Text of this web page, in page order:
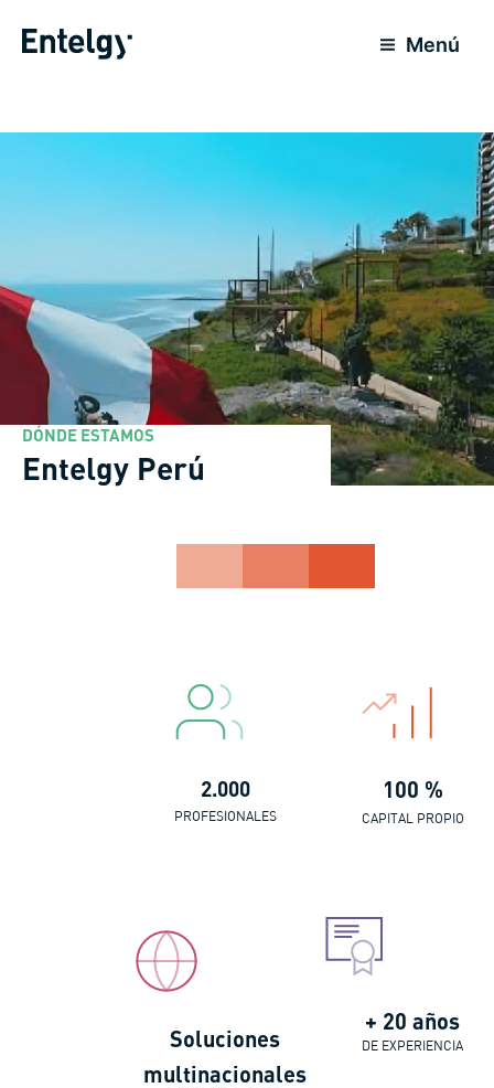
Menú
DÓNDE ESTAMOS
Entelgy Perú
2.000
PROFESIONALES
100 %
CAPITAL PROPIO
Soluciones
multinacionales
+ 20 años
DE EXPERIENCIA